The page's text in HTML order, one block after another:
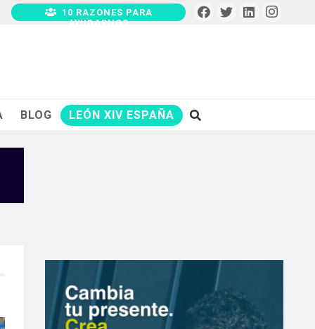
10 RAZONES PARA
AYUDARNOS
BLOG LEÓN XIV ESPAÑA